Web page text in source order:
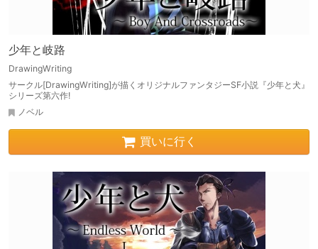
少年と岐路
DrawingWriting
サークル[DrawingWriting]が描くオリジナルファンタジーSF小説『少年と犬』
シリーズ第六作!
ノベル
買いに行く